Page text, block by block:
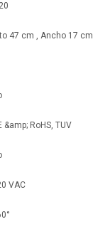
47 cm , Ancho 17 cm
&amp; RoHS, TUV
VAC